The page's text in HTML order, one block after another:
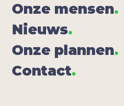
Onze men­sen.
Nieuws.
Onze plan­nen.
Con­tact.